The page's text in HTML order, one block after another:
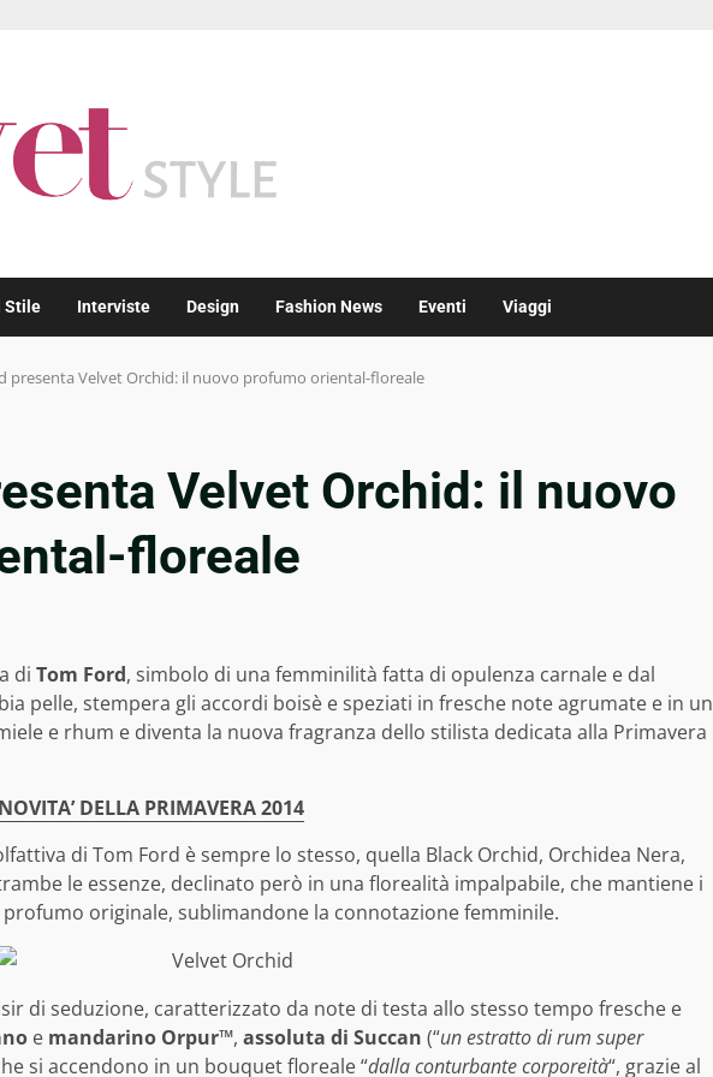
Stile Interviste Design Fashion News Eventi Viaggi
presenta Velvet Orchid: il nuovo profumo oriental-floreale
Velvet Orchid: il nuovo
floreale
di Tom Ford, simbolo di una femminilità fatta di opulenza carnale e dal
pelle, stempera gli accordi boisè e speziati in fresche note agrumate e in un
e rhum e diventa la nuova fragranza dello stilista dedicata alla Primavera
DELLA PRIMAVERA 2014
di Tom Ford è sempre lo stesso, quella Black Orchid, Orchidea Nera,
le essenze, declinato però in una florealità impalpabile, che mantiene i
originale, sublimandone la connotazione femminile.
di seduzione, caratterizzato da note di testa allo stesso tempo fresche e
e mandarino Orpur™, assoluta di Succan (“un estratto di rum super
si accendono in un bouquet floreale “dalla conturbante corporeità“, grazie al